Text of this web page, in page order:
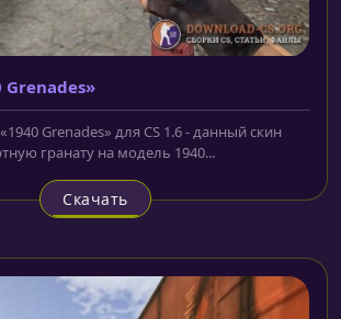
Grenades»
Grenades» для CS 1.6 - данный скин
гранату на модель 1940...
Скачать